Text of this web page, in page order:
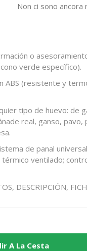
Non ci sono ancora
o
verde específico).
ABS (resistente y
tipo de huevo: de
real, ganso, pavo,
de panal
ventilado;
DESCRIPCIÓN,
A La Cesta